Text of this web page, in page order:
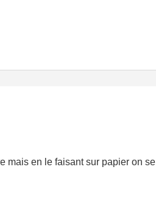
mais en le faisant sur papier on